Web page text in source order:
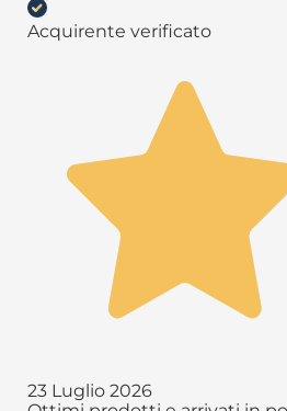
Acquirente verificato
23 Luglio 2026